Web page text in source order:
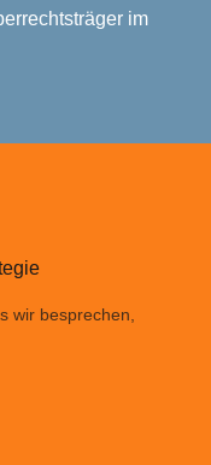
im
wir besprechen,